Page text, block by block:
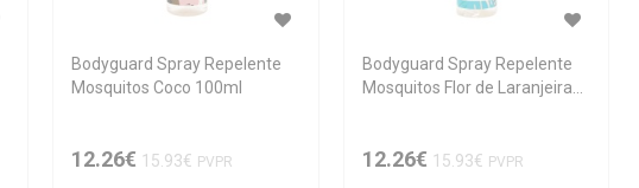
Bodyguard Spray Repelente
Mosquitos Coco 100ml
12.26€ 15.93€ PVPR
Bodyguard Spray Repelente
Mosquitos Flor de Laranjeira
12.26€ 15.93€ PVPR